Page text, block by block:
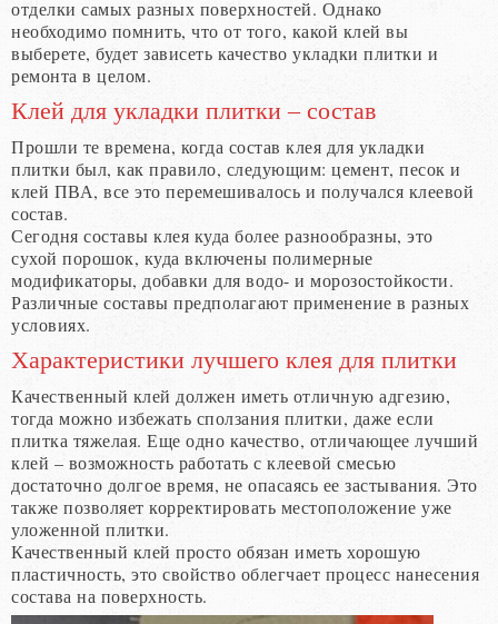
отделки самых разных поверхностей. Однако
необходимо помнить, что от того, какой клей вы
выберете, будет зависеть качество укладки плитки и
ремонта в целом.
Клей для укладки плитки – состав
Прошли те времена, когда состав клея для укладки
плитки был, как правило, следующим: цемент, песок и
клей ПВА, все это перемешивалось и получался клеевой
состав.
Сегодня составы клея куда более разнообразны, это
сухой порошок, куда включены полимерные
модификаторы, добавки для водо- и морозостойкости.
Различные составы предполагают применение в разных
условиях.
Характеристики лучшего клея для плитки
Качественный клей должен иметь отличную адгезию,
тогда можно избежать сползания плитки, даже если
плитка тяжелая. Еще одно качество, отличающее лучший
клей – возможность работать с клеевой смесью
достаточно долгое время, не опасаясь ее застывания. Это
также позволяет корректировать местоположение уже
уложенной плитки.
Качественный клей просто обязан иметь хорошую
пластичность, это свойство облегчает процесс нанесения
состава на поверхность.